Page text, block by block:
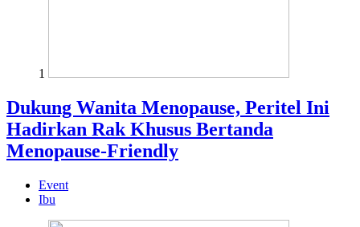
1
Dukung Wanita Menopause, Peritel Ini
Hadirkan Rak Khusus Bertanda
Menopause-Friendly
Event
Ibu